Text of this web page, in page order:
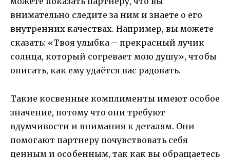
внимательно следите за ним и знаете о его
внутренних качествах. Например, вы можете
сказать: «Твоя улыбка – прекрасный лучик
солнца, который согревает мою душу», чтобы
описать, как ему удаётся вас радовать.
Такие косвенные комплименты имеют особое
значение, потому что они требуют
вдумчивости и внимания к деталям. Они
помогают партнеру почувствовать себя
ценным и особенным, так как вы обращаетесь